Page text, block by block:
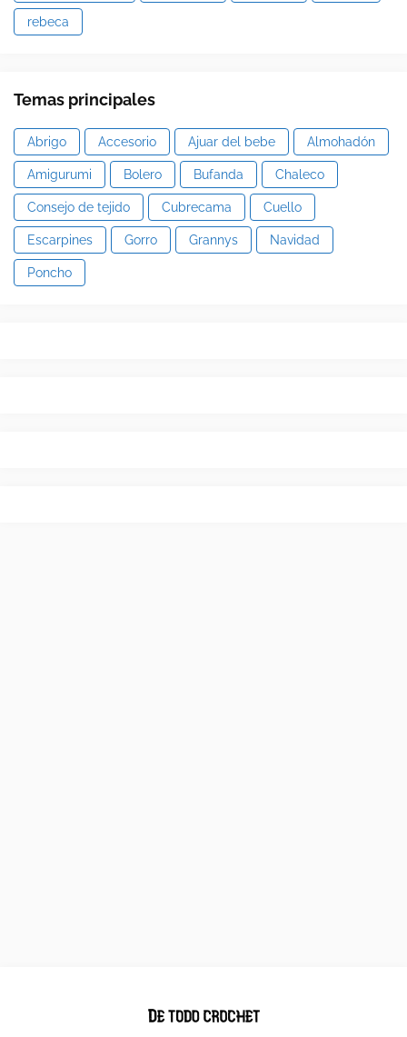
rebeca
Temas principales
Abrigo Accesorio Ajuar del bebe Almohadón
Amigurumi Bolero Bufanda Chaleco
Consejo de tejido Cubrecama Cuello
Escarpines Gorro Grannys Navidad
Poncho